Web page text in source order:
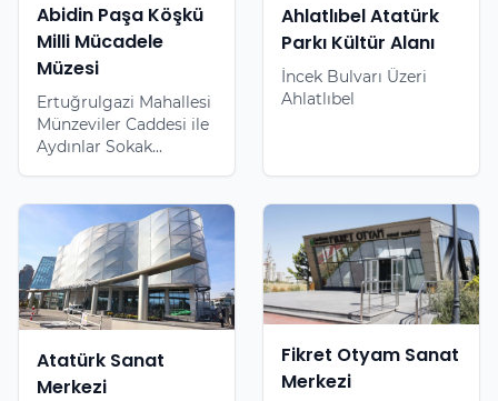
Abidin Paşa Köşkü
Milli Mücadele
Müzesi
Ertuğrulgazi Mahallesi
Münzeviler Caddesi ile
Aydınlar Sokak...
Ahlatlıbel Atatürk
Parkı Kültür Alanı
İncek Bulvarı Üzeri
Ahlatlıbel
Atatürk Sanat
Merkezi
Fikret Otyam Sanat
Merkezi